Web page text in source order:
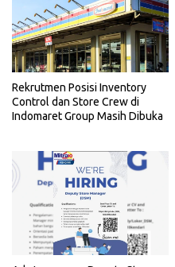
Rekrutmen Posisi Inventory
Control dan Store Crew di
Indomaret Group Masih Dibuka